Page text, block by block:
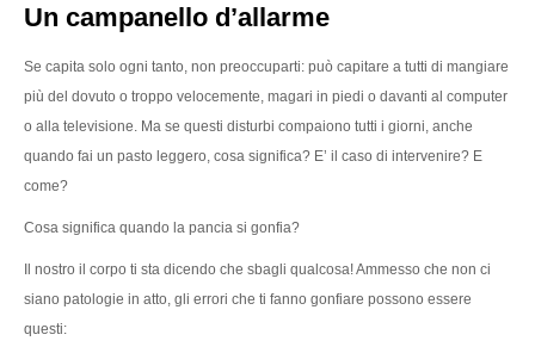
Un campanello d’allarme
Se capita solo ogni tanto, non preoccuparti: può capitare a tutti di mangiare
più del dovuto o troppo velocemente, magari in piedi o davanti al computer
o alla televisione. Ma se questi disturbi compaiono tutti i giorni, anche
quando fai un pasto leggero, cosa significa? E’ il caso di intervenire? E
come?
Cosa significa quando la pancia si gonfia?
Il nostro il corpo ti sta dicendo che sbagli qualcosa! Ammesso che non ci
siano patologie in atto, gli errori che ti fanno gonfiare possono essere
questi: